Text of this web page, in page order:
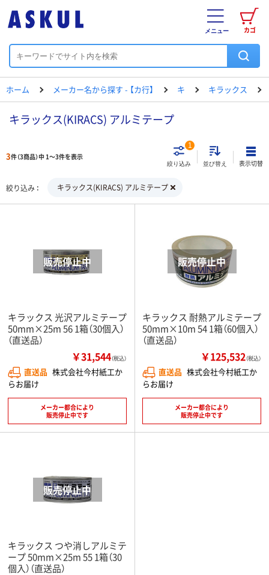
カゴ
メニュー
ホーム メーカー名から探す - 【カ行】 キ キラックス
キラックス(KIRACS) アルミテープ
3件（3商品）中 1～3件を表示
絞り込み
1
並び替え 表示切替
絞り込み キラックス(KIRACS) アルミテープ
キラックス 光沢アルミテープ
50mm×25m 56 1箱（30個入）
（直送品）
￥31,544（税込）
直送品 株式会社今村紙工か
らお届け
メーカー都合により
販売停止中です
キラックス 耐熱アルミテープ
50mm×10m 54 1箱（60個入）
（直送品）
￥125,532（税込）
直送品 株式会社今村紙工か
らお届け
メーカー都合により
販売停止中です
キラックス つや消しアルミテ
ープ 50mm×25m 55 1箱（30
個入）（直送品）